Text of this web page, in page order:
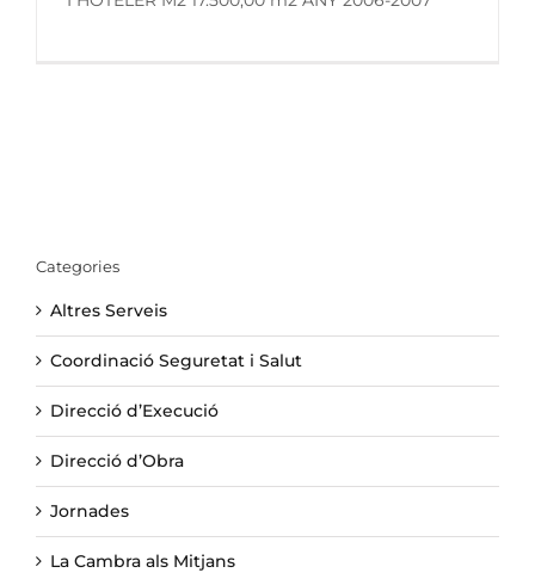
Categories
Altres Serveis
Coordinació Seguretat i Salut
Direcció d’Execució
Direcció d’Obra
Jornades
La Cambra als Mitjans